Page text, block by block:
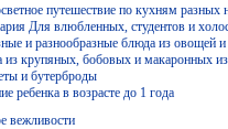
путешествие по кухням разных
Для влюбленных, студентов и
и разнообразные блюда из овощей
из крупяных, бобовых и макаронных
и бутерброды
ребенка в возрасте до 1 года
вежливости